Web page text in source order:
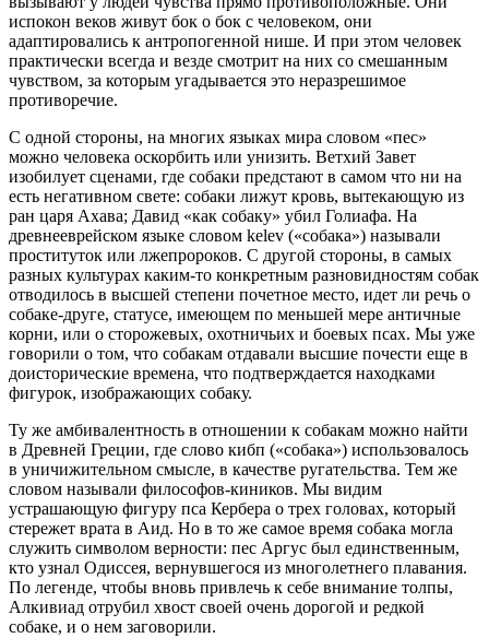
испокон веков живут бок о бок с человеком, они
адаптировались к антропогенной нише. И при этом человек
практически всегда и везде смотрит на них со смешанным
чувством, за которым угадывается это неразрешимое
противоречие.
С одной стороны, на многих языках мира словом «пес»
можно человека оскорбить или унизить. Ветхий Завет
изобилует сценами, где собаки предстают в самом что ни на
есть негативном свете: собаки лижут кровь, вытекающую из
ран царя Ахава; Давид «как собаку» убил Голиафа. На
древнееврейском языке словом kelev («собака») называли
проституток или лжепророков. С другой стороны, в самых
разных культурах каким-то конкретным разновидностям собак
отводилось в высшей степени почетное место, идет ли речь о
собаке-друге, статусе, имеющем по меньшей мере античные
корни, или о сторожевых, охотничьих и боевых псах. Мы уже
говорили о том, что собакам отдавали высшие почести еще в
доисторические времена, что подтверждается находками
фигурок, изображающих собаку.
Ту же амбивалентность в отношении к собакам можно найти
в Древней Греции, где слово кибп («собака») использовалось
в уничижительном смысле, в качестве ругательства. Тем же
словом называли философов-киников. Мы видим
устрашающую фигуру пса Кербера о трех головах, который
стережет врата в Аид. Но в то же самое время собака могла
служить символом верности: пес Аргус был единственным,
кто узнал Одиссея, вернувшегося из многолетнего плавания.
По легенде, чтобы вновь привлечь к себе внимание толпы,
Алкивиад отрубил хвост своей очень дорогой и редкой
собаке, и о нем заговорили.